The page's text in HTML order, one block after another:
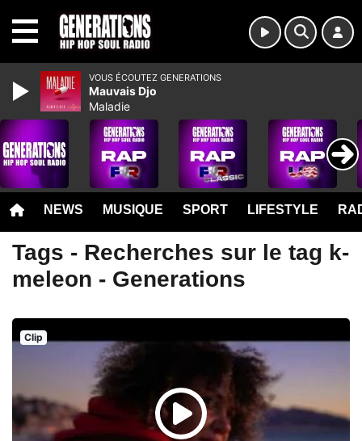
NEWS MUSIQUE SPORT LIFESTYLE
Tags - Recherches sur le tag k-
meleon - Generations
Clip
VOUS ÉCOUTEZ GENERATIONS
Mauvais Djo
Maladie